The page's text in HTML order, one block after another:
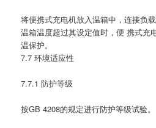
将便携式充电机放入温箱中，连接负
温箱温度超过其设定值时，便 携式充
温保护。
7.7 环境适应性
7.7.1 防护等级
按GB 4208的规定进行防护等级试验。